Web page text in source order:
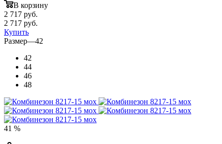
В корзину
2 717 руб.
2 717 руб.
Купить
Размер—42
42
44
46
48
41 %